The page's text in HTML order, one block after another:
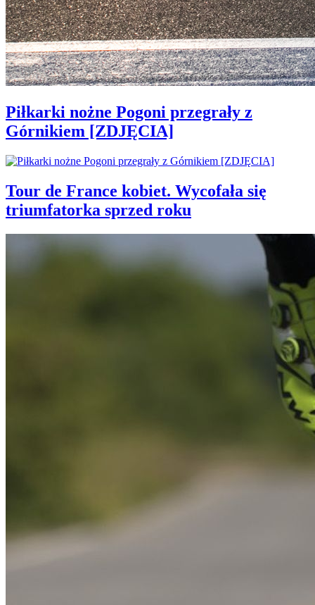
Piłkarki nożne Pogoni przegrały z
Górnikiem [ZDJĘCIA]
Tour de France kobiet. Wycofała się
triumfatorka sprzed roku